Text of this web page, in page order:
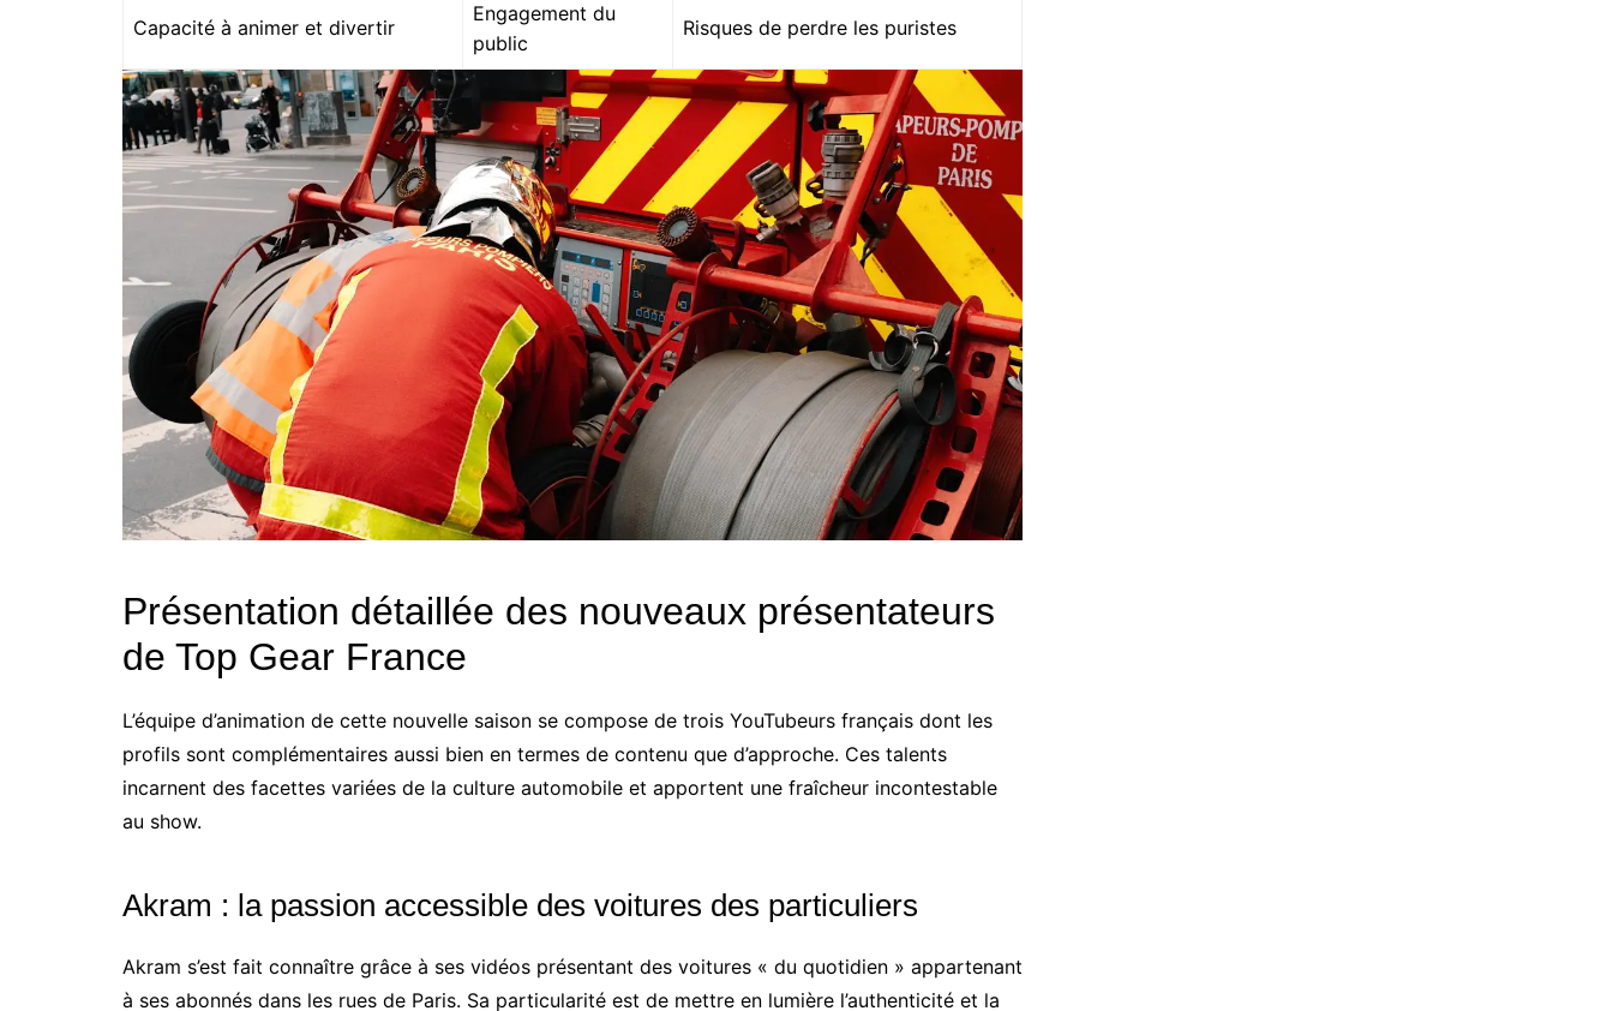
Capacité à animer et divertir
Engagement du
public
Risques de perdre les puristes
Présentation détaillée des nouveaux présentateurs
de Top Gear France
L’équipe d’animation de cette nouvelle saison se compose de trois YouTubeurs français dont les
profils sont complémentaires aussi bien en termes de contenu que d’approche. Ces talents
incarnent des facettes variées de la culture automobile et apportent une fraîcheur incontestable
au show.
Akram : la passion accessible des voitures des particuliers
Akram s’est fait connaître grâce à ses vidéos présentant des voitures « du quotidien » appartenant
à ses abonnés dans les rues de Paris. Sa particularité est de mettre en lumière l’authenticité et la